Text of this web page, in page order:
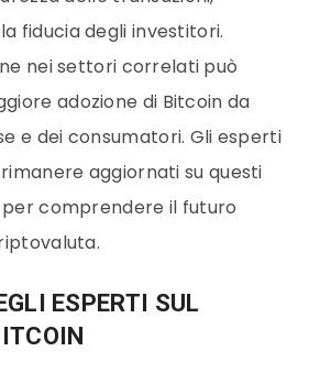
fiducia degli investitori.
nei settori correlati può
adozione di Bitcoin da
e dei consumatori. Gli esperti
aggiornati su questi
comprendere il futuro
ESPERTI SUL